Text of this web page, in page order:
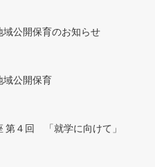
公開保育のお知らせ
公開保育
４回 「就学に向けて」